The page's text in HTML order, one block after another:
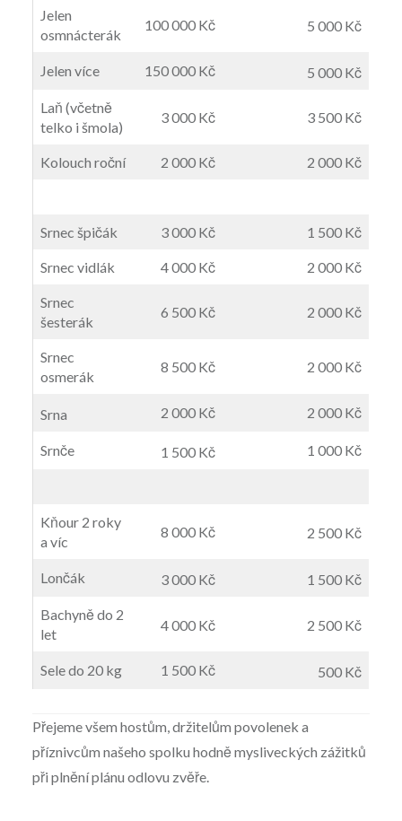
Jelen
osmnácterák
100 000 Kč 5 000 Kč
Jelen více 150 000 Kč 5 000 Kč
Laň (včetně
telko i šmola)
3 000 Kč 3 500 Kč
Kolouch roční 2 000 Kč 2 000 Kč
Srnec špičák 3 000 Kč 1 500 Kč
Srnec vidlák 4 000 Kč 2 000 Kč
Srnec
šesterák
6 500 Kč 2 000 Kč
Srnec
osmerák
8 500 Kč 2 000 Kč
Srna 2 000 Kč 2 000 Kč
Srnče 1 500 Kč 1 000 Kč
Kňour 2 roky
a víc
8 000 Kč 2 500 Kč
Lončák 3 000 Kč 1 500 Kč
Bachyně do 2
let
4 000 Kč 2 500 Kč
Sele do 20 kg 1 500 Kč 500 Kč
Přejeme všem hostům, držitelům povolenek a
příznivcům našeho spolku hodně mysliveckých zážitků
při plnění plánu odlovu zvěře.